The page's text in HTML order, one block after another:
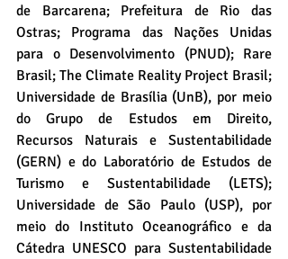
de Barcarena; Prefeitura de Rio das
Ostras; Programa das Nações Unidas
para o Desenvolvimento (PNUD); Rare
Brasil; The Climate Reality Project Brasil;
Universidade de Brasília (UnB), por meio
do Grupo de Estudos em Direito,
Recursos Naturais e Sustentabilidade
(GERN) e do Laboratório de Estudos de
Turismo e Sustentabilidade (LETS);
Universidade de São Paulo (USP), por
meio do Instituto Oceanográfico e da
Cátedra UNESCO para Sustentabilidade